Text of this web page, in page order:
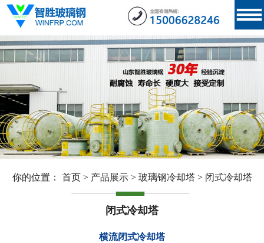
你的位置： 首页> 产品展示> 玻璃钢冷却塔> 闭式冷却塔
闭式冷却塔
横流闭式冷却塔